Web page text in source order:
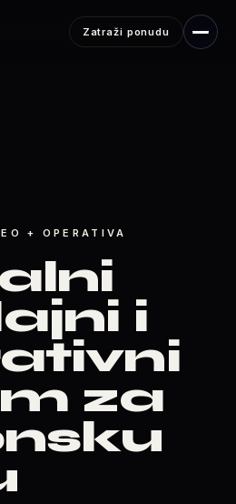
Zatraži ponudu
+ OPERATIVA
i
za